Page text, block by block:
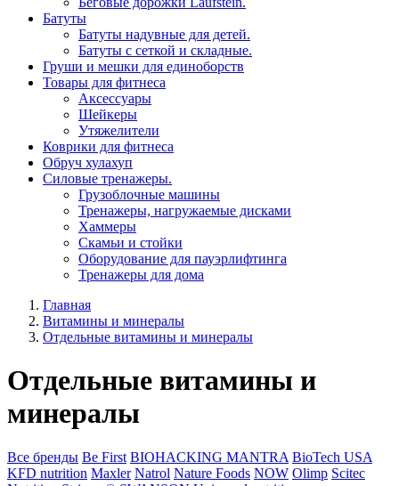
Батуты
Батуты надувные для детей.
Батуты с сеткой и складные.
Груши и мешки для единоборств
Товары для фитнеса
Aксессуары
Шейкеры
Утяжелители
Коврики для фитнеса
Обруч хулахуп
Силовые тренажеры.
Грузоблочные машины
Тренажеры, нагружаемые дисками
Хаммеры
Скамьи и стойки
Оборудование для пауэрлифтинга
Тренажеры для дома
Главная
Витамины и минералы
Отдельные витамины и минералы
Отдельные витамины и
минералы
Все бренды Be First BIOHACKING MANTRA BioTech USA
KFD nutrition Maxler Natrol Nature Foods NOW Olimp Scitec